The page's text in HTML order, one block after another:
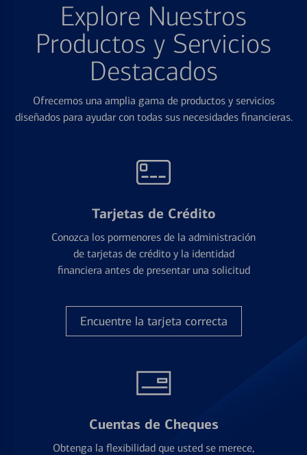
Explore Nuestros
Productos y Servicios
Destacados
Ofrecemos una amplia gama de productos y servicios
diseñados para ayudar con todas sus necesidades financieras.
Tarjetas de Crédito
Conozca los pormenores de la administración
de tarjetas de crédito y la identidad
financiera antes de presentar una solicitud
Encuentre la tarjeta correcta
Cuentas de Cheques
Obtenga la flexibilidad que usted se merece,